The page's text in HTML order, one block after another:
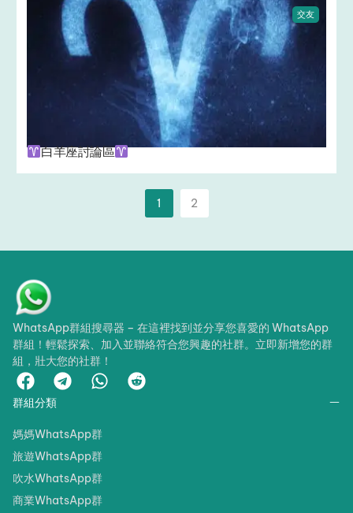
交友
白羊座討論區
1 2
WhatsApp群組搜尋器 – 在這裡找到並分享您喜愛的 WhatsApp
群組！輕鬆探索、加入並聯絡符合您興趣的社群。立即新增您的群
組，壯大您的社群！
群組分類
媽媽WhatsApp群
旅遊WhatsApp群
吹水WhatsApp群
商業WhatsApp群